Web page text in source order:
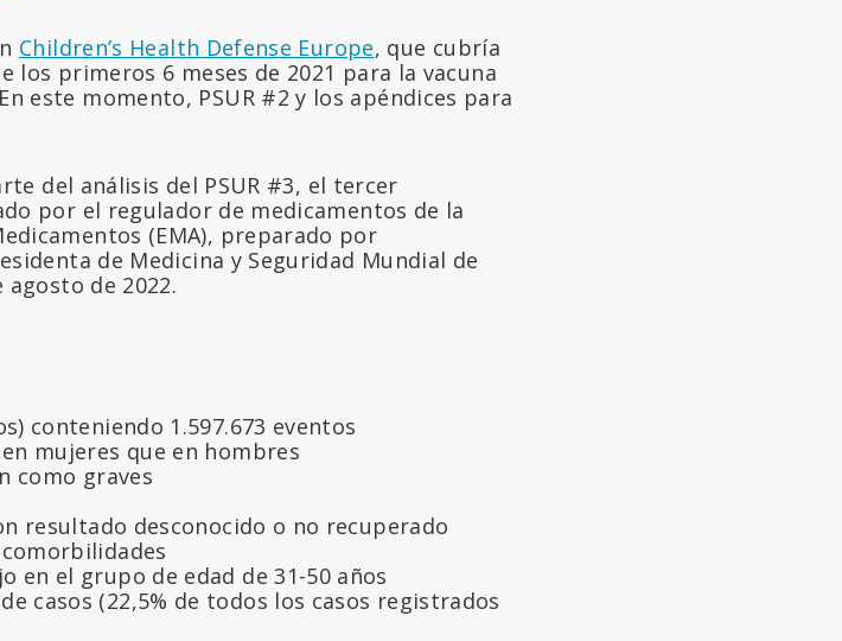
Children’s Health Defense Europe, que cubría
primeros 6 meses de 2021 para la vacuna
este momento, PSUR #2 y los apéndices para
del análisis del PSUR #3, el tercer
por el regulador de medicamentos de la
(EMA), preparado por
de Medicina y Seguridad Mundial de
de 2022.
conteniendo 1.597.673 eventos
mujeres que en hombres
como graves
resultado desconocido o no recuperado
en el grupo de edad de 31-50 años
casos (22,5% de todos los casos registrados